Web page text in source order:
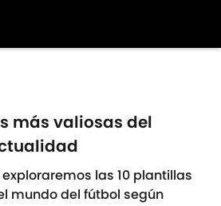
más valiosas del
las 10 plantillas
mundo del fútbol según